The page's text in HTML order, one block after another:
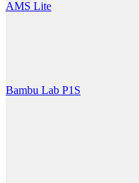
LET'S GO!
AMS Lite
Bambu Lab P1S